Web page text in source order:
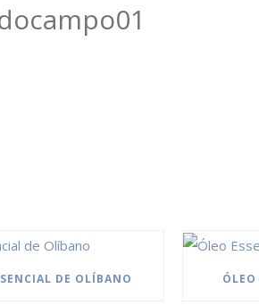
DE OLÍBANO